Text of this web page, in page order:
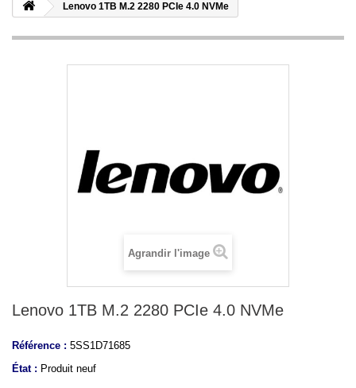
Lenovo 1TB M.2 2280 PCIe 4.0 NVMe
Agrandir l'image
Lenovo 1TB M.2 2280 PCIe 4.0 NVMe
Référence : 5SS1D71685
État : Produit neuf